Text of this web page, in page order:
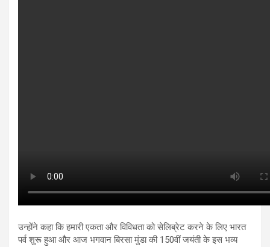
उन्होंने कहा कि हमारी एकता और विविधता को सेलिब्रेट करने के लिए भारत
पर्व शुरू हुआ और आज भगवान बिरसा मुंडा की 150वीं जयंती के इस भव्य